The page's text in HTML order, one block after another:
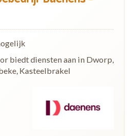
biedt diensten aan in Dworp,
Kasteelbrakel